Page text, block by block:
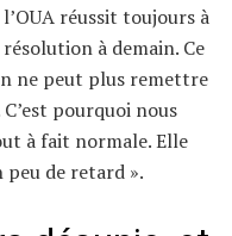
réussit toujours à
à demain. Ce
ne peut plus remettre
pourquoi nous
à fait normale. Elle
de retard ».